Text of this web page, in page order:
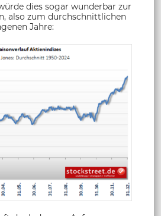
dies sogar wunderbar zur
also zum durchschnittlichen
Jahre: